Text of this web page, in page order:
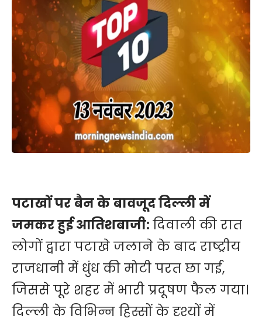
पटाखों पर बैन के बावजूद दिल्ली में
जमकर हुई आतिशबाजी:दिवाली की रात
लोगों द्वारा पटाखे जलाने के बाद राष्ट्रीय
राजधानी में धुंध की मोटी परत छा गई,
जिससे पूरे शहर में भारी प्रदूषण फैल गया।
दिल्ली के विभिन्न हिस्सों के दृश्यों में